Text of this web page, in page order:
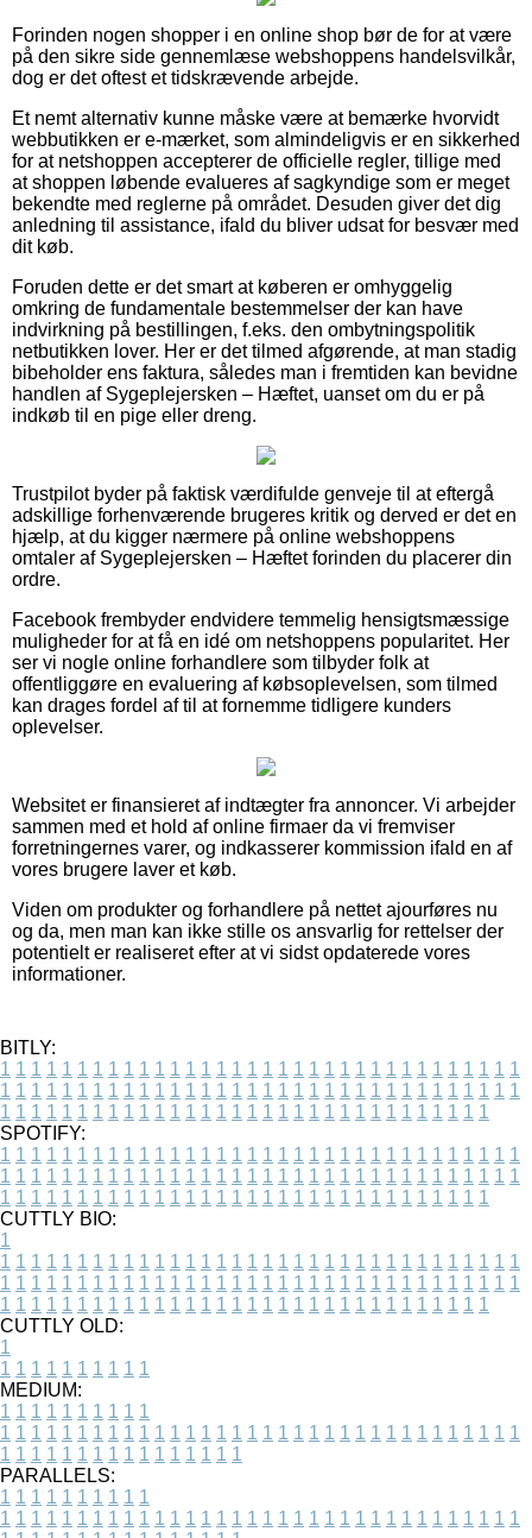
Forinden nogen shopper i en online shop bør de for at være
på den sikre side gennemlæse webshoppens handelsvilkår,
dog er det oftest et tidskrævende arbejde.
Et nemt alternativ kunne måske være at bemærke hvorvidt
webbutikken er e-mærket, som almindeligvis er en sikkerhed
for at netshoppen accepterer de officielle regler, tillige med
at shoppen løbende evalueres af sagkyndige som er meget
bekendte med reglerne på området. Desuden giver det dig
anledning til assistance, ifald du bliver udsat for besvær med
dit køb.
Foruden dette er det smart at køberen er omhyggelig
omkring de fundamentale bestemmelser der kan have
indvirkning på bestillingen, f.eks. den ombytningspolitik
netbutikken lover. Her er det tilmed afgørende, at man stadig
bibeholder ens faktura, således man i fremtiden kan bevidne
handlen af Sygeplejersken – Hæftet, uanset om du er på
indkøb til en pige eller dreng.
Trustpilot byder på faktisk værdifulde genveje til at eftergå
adskillige forhenværende brugeres kritik og derved er det en
hjælp, at du kigger nærmere på online webshoppens
omtaler af Sygeplejersken – Hæftet forinden du placerer din
ordre.
Facebook frembyder endvidere temmelig hensigtsmæssige
muligheder for at få en idé om netshoppens popularitet. Her
ser vi nogle online forhandlere som tilbyder folk at
offentliggøre en evaluering af købsoplevelsen, som tilmed
kan drages fordel af til at fornemme tidligere kunders
oplevelser.
Websitet er finansieret af indtægter fra annoncer. Vi arbejder
sammen med et hold af online firmaer da vi fremviser
forretningernes varer, og indkasserer kommission ifald en af
vores brugere laver et køb.
Viden om produkter og forhandlere på nettet ajourføres nu
og da, men man kan ikke stille os ansvarlig for rettelser der
potentielt er realiseret efter at vi sidst opdaterede vores
informationer.
BITLY:
1 1 1 1 1 1 1 1 1 1 1 1 1 1 1 1 1 1 1 1 1 1 1 1 1 1 1 1 1 1 1 1 1 1
1 1 1 1 1 1 1 1 1 1 1 1 1 1 1 1 1 1 1 1 1 1 1 1 1 1 1 1 1 1 1 1 1 1
1 1 1 1 1 1 1 1 1 1 1 1 1 1 1 1 1 1 1 1 1 1 1 1 1 1 1 1 1 1 1 1
SPOTIFY:
1 1 1 1 1 1 1 1 1 1 1 1 1 1 1 1 1 1 1 1 1 1 1 1 1 1 1 1 1 1 1 1 1 1
1 1 1 1 1 1 1 1 1 1 1 1 1 1 1 1 1 1 1 1 1 1 1 1 1 1 1 1 1 1 1 1 1 1
1 1 1 1 1 1 1 1 1 1 1 1 1 1 1 1 1 1 1 1 1 1 1 1 1 1 1 1 1 1 1 1
CUTTLY BIO:
1
1 1 1 1 1 1 1 1 1 1 1 1 1 1 1 1 1 1 1 1 1 1 1 1 1 1 1 1 1 1 1 1 1 1
1 1 1 1 1 1 1 1 1 1 1 1 1 1 1 1 1 1 1 1 1 1 1 1 1 1 1 1 1 1 1 1 1 1
1 1 1 1 1 1 1 1 1 1 1 1 1 1 1 1 1 1 1 1 1 1 1 1 1 1 1 1 1 1 1 1
CUTTLY OLD:
1
1 1 1 1 1 1 1 1 1 1
MEDIUM:
1 1 1 1 1 1 1 1 1 1
1 1 1 1 1 1 1 1 1 1 1 1 1 1 1 1 1 1 1 1 1 1 1 1 1 1 1 1 1 1 1 1 1 1
1 1 1 1 1 1 1 1 1 1 1 1 1 1 1 1
PARALLELS:
1 1 1 1 1 1 1 1 1 1
1 1 1 1 1 1 1 1 1 1 1 1 1 1 1 1 1 1 1 1 1 1 1 1 1 1 1 1 1 1 1 1 1 1